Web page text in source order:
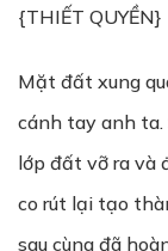
{THIẾT QUYỀN}
Mặt đất xung
cánh tay anh
lớp đất vỡ ra và
co rút lại tạo
sau cùng đã